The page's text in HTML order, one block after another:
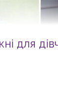
для